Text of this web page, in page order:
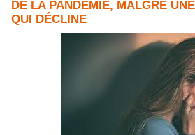
DE LA PANDÉMIE, MALGRÉ
QUI DÉCLINE